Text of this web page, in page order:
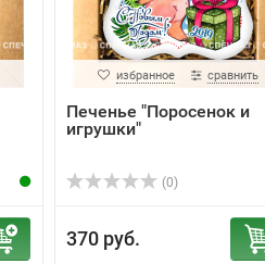
избранное сравнить
Печенье "Поросенок и
игрушки"
(0)
370 руб.